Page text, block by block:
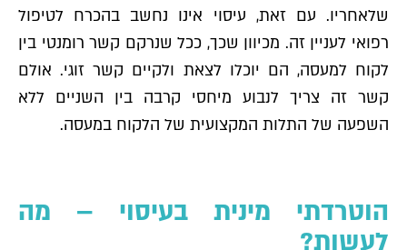
שלאחריו. עם זאת, עיסוי אינו נחשב בהכרח לטיפול
רפואי לעניין זה. מכיוון שכך, ככל שנרקם קשר רומנטי בין
לקוח למעסה, הם יוכלו לצאת ולקיים קשר זוגי. אולם
קשר זה צריך לנבוע מיחסי קרבה בין השניים ללא
השפעה של התלות המקצועית של הלקוח במעסה.
הוטרדתי מינית בעיסוי – מה
לעשות?